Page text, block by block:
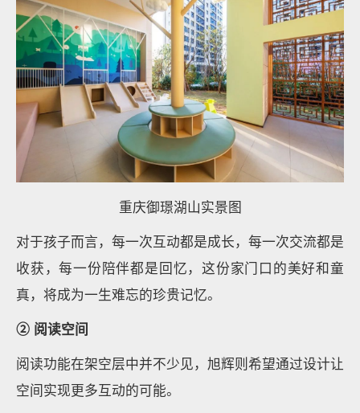
重庆御璟湖山实景图
对于孩子而言，每一次互动都是成长，每一次交流都是
收获，每一份陪伴都是回忆，这份家门口的美好和童
真，将成为一生难忘的珍贵记忆。
② 阅读空间
阅读功能在架空层中并不少见，旭辉则希望通过设计让
空间实现更多互动的可能。